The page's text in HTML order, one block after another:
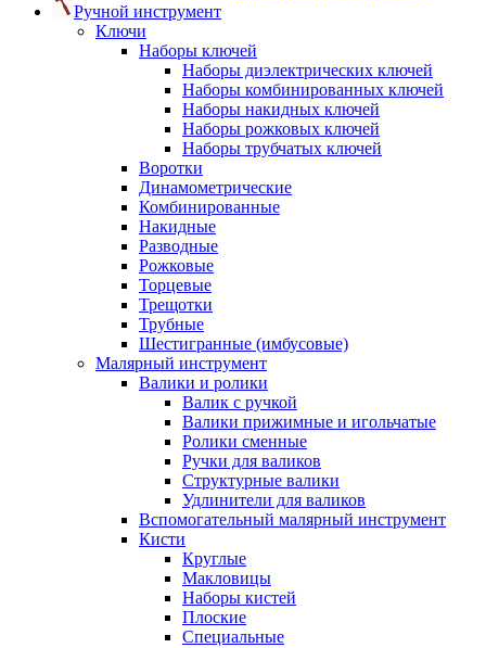
Ручной инструмент
Ключи
Наборы ключей
Наборы диэлектрических ключей
Наборы комбинированных ключей
Наборы накидных ключей
Наборы рожковых ключей
Наборы трубчатых ключей
Воротки
Динамометрические
Комбинированные
Накидные
Разводные
Рожковые
Торцевые
Трещотки
Трубные
Шестигранные (имбусовые)
Малярный инструмент
Валики и ролики
Валик с ручкой
Валики прижимные и игольчатые
Ролики сменные
Ручки для валиков
Структурные валики
Удлинители для валиков
Вспомогательный малярный инструмент
Кисти
Круглые
Макловицы
Наборы кистей
Плоские
Специальные